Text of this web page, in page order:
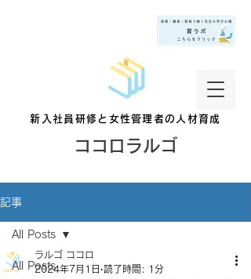
新入社員研修と女性管理者の人材育成
ココロラルゴ
記事
All Posts
All Posts
ラルゴ ココロ
2024年7月1日 読了時間: 1分